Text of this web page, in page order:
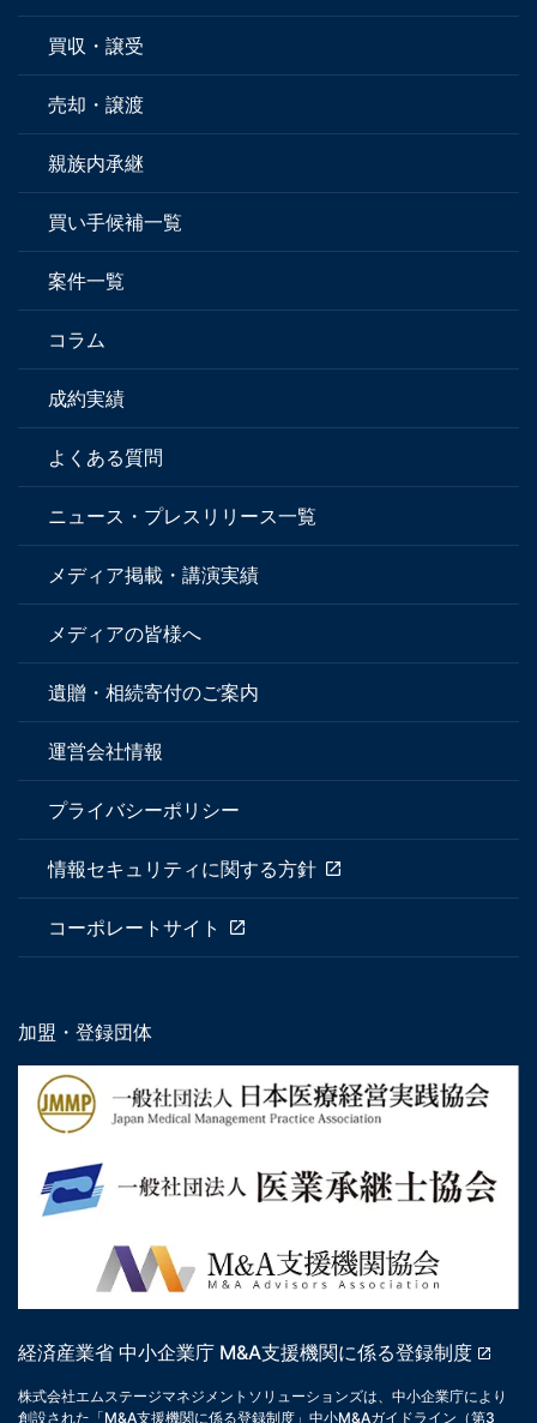
買収・譲受
売却・譲渡
親族内承継
買い手候補一覧
案件一覧
コラム
成約実績
よくある質問
ニュース・プレスリリース一覧
メディア掲載・講演実績
メディアの皆様へ
遺贈・相続寄付のご案内
運営会社情報
プライバシーポリシー
情報セキュリティに関する方針
コーポレートサイト
加盟・登録団体
経済産業省 中小企業庁 M&A支援機関に係る登録制度
株式会社エムステージマネジメントソリューションズは、中小企業庁により
創設された「M&A支援機関に係る登録制度」中小M&Aガイドライン（第3